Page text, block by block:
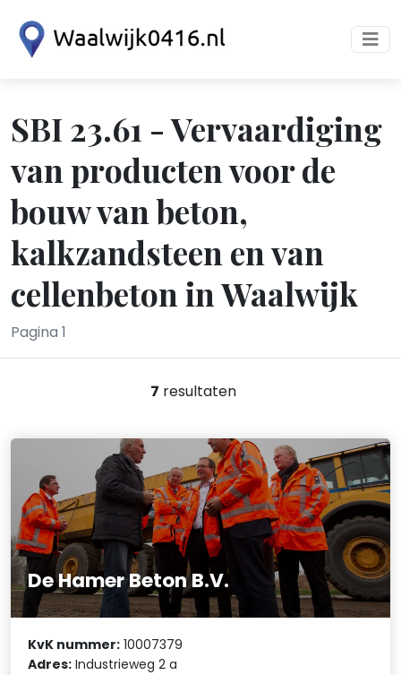
SBI 23.61 - Vervaardiging
van producten voor de
bouw van beton,
kalkzandsteen en van
cellenbeton in Waalwijk
Pagina 1
7 resultaten
De Hamer Beton B.V.
KvK nummer: 10007379
Adres: Industrieweg 2 a